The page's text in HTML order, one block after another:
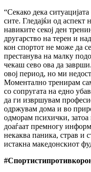
“Секако дека
сите. Гледајќи од аспект
навиките секој ден
другарство на терен и
кон спортот не може да
престанува на малку
чекаш сево ова да
овој период, но ми
Моментално тренирам
со сопругата на едно
да ги извршувам
одржувам дома и во
одморам психички, затоа
доаѓаат премногу
некаква паника, страв и
истакна македонскиот
#